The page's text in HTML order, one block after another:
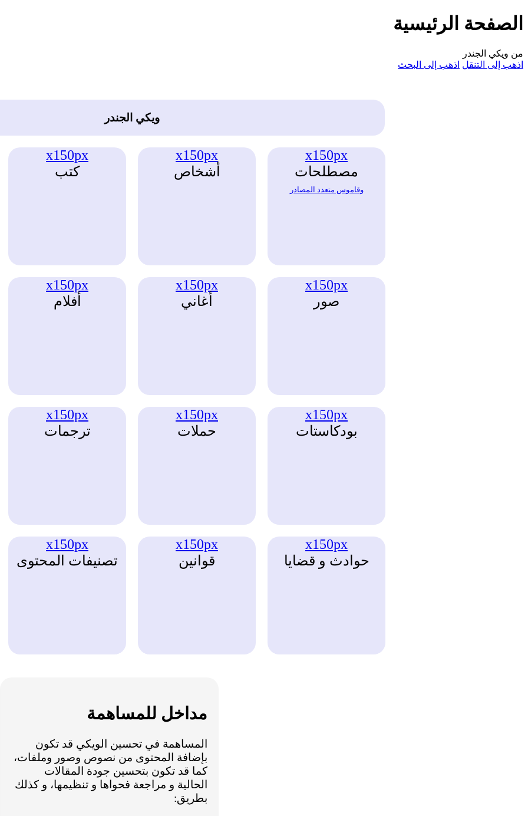
الصفحة الرئيسية
من ويكي الجندر
اذهب إلى التنقل اذهب إلى البحث
ويكي الجندر
x150px
مصطلحات
وقاموس متعدد المصادر
x150px
أشخاص
x150px
كتب
x150px
صور
x150px
أغاني
x150px
أفلام
x150px
بودكاستات
x150px
حملات
x150px
ترجمات
x150px
حوادث و قضايا
x150px
قوانين
x150px
تصنيفات المحتوى
مداخل للمساهمة
المساهمة في تحسين الويكي قد تكون
بإضافة المحتوى من نصوص وصور وملفات،
كما قد تكون بتحسين جودة المقالات
الحالية و مراجعة فحواها و تنظيمها، و كذلك
بطريق: